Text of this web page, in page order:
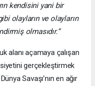
kendisini yani bir
olayların ve olayların
olmasıdır.”
alanı açamaya çalışan
gerçekleştirmek
Savaşı’nın en ağır